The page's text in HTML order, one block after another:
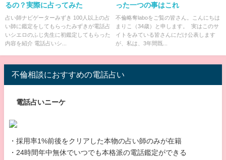
るの？実際に占ってみた
占い師ナビゲーターみずき 100人以上の占
い師に鑑定をしてもらったみずきが電話占
いシエロのふじ先生に初鑑定してもらった
内容を紹介 電話占いシ...
った一つの事はこれ
不倫略奪laboをご覧の皆さん。こんにちは
まりこ（34歳）と申します。 実はこのサ
イトをみている皆さんにだけ公表します
が、私は、3年間既...
不倫相談におすすめの電話占い
電話占いニーケ
・採用率1%前後をクリアした本物の占い師のみが在籍
・24時間年中無休でいつでも本格派の電話鑑定ができる